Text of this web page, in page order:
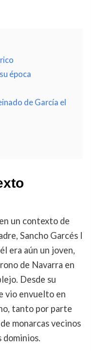
época
de García el
un contexto de
Sancho Garcés I
era aún un joven,
de Navarra en
Desde su
vio envuelto en
tanto por parte
monarcas vecinos
dominios.